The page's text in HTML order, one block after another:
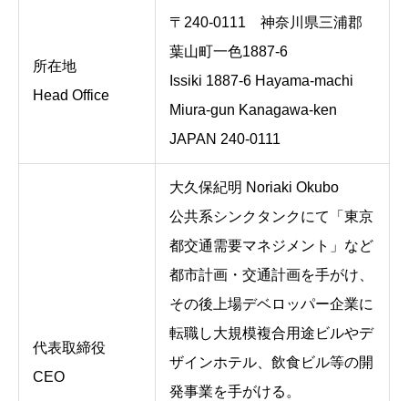
所在地
Head Office
〒240-0111 神奈川県三浦郡
葉山町一色1887-6
Issiki 1887-6 Hayama-machi
Miura-gun Kanagawa-ken
JAPAN 240-0111
代表取締役
CEO
大久保紀明 Noriaki Okubo
公共系シンクタンクにて「東京
都交通需要マネジメント」など
都市計画・交通計画を手がけ、
その後上場デベロッパー企業に
転職し大規模複合用途ビルやデ
ザインホテル、飲食ビル等の開
発事業を手がける。